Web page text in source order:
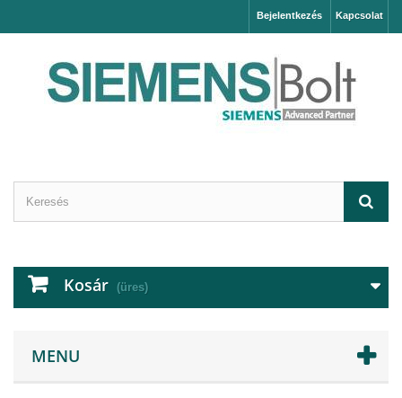
Kapcsolat
Bejelentkezés
Kosár (üres)
MENU